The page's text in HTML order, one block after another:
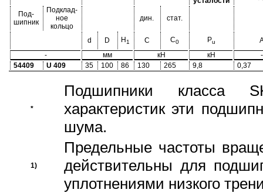
Под-
шипник
Подклад-
ное
кольцо
дин. стат.
d D H1 C C0 Pu
-
мм кН кН
-
54409
U 409 35 100 86 130 265 9,8 0,37
*
Подшипники класса
характеристик эти
шума.
1)
Предельные частоты
действительны для
уплотнениями низкого